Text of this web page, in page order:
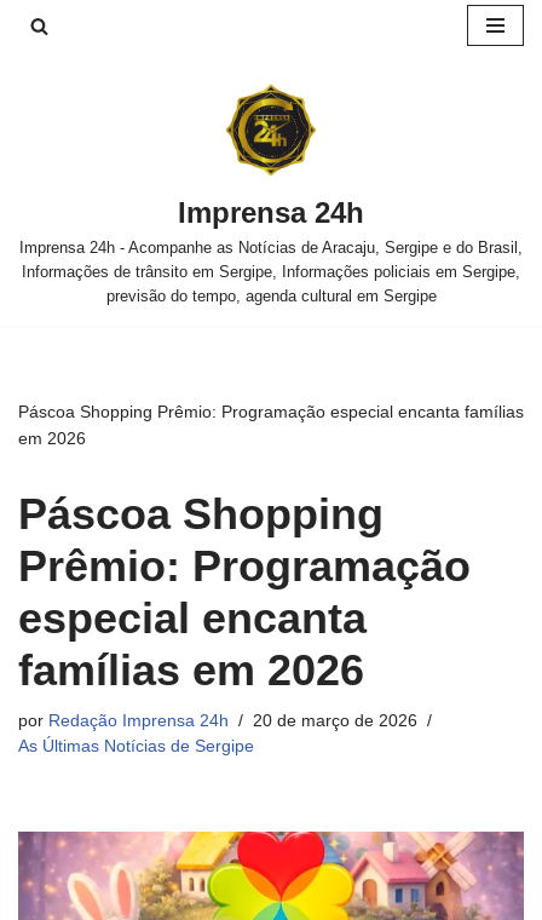
Imprensa 24h
Imprensa 24h - Acompanhe as Notícias de Aracaju, Sergipe e do Brasil,
Informações de trânsito em Sergipe, Informações policiais em Sergipe,
previsão do tempo, agenda cultural em Sergipe
Páscoa Shopping Prêmio: Programação especial encanta famílias
em 2026
Páscoa Shopping
Prêmio: Programação
especial encanta
famílias em 2026
por Redação Imprensa 24h
20 de março de 2026
As Últimas Notícias de Sergipe